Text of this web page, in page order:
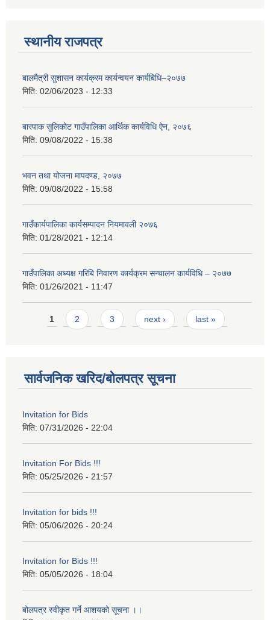
स्थानीय राजपत्र
बालमैत्री सुशासन कार्यक्रम कार्यन्वयन कार्यबिधि–२०७७
मिति: 02/06/2023 - 12:33
बारपाक सुलिकोट गाउँपालिका आर्थिक कार्यविधि ऐन, २०७६
मिति: 09/08/2022 - 15:38
भवन तथा योजना मापदण्ड, २०७७
मिति: 09/08/2022 - 15:58
गाउँकार्यपालिका कार्यसम्पादन नियमावली २०७६
मिति: 01/28/2021 - 12:14
गाउँपालिका अध्यक्ष गरिबि निवारण कार्यक्रम सन्चालन कार्यविधि – २०७७
मिति: 01/26/2021 - 11:47
Pages
1 2 3 next › last »
सार्वजनिक खरिद/बोलपत्र सूचना
Invitation for Bids
मिति: 07/31/2026 - 22:04
Invitation For Bids !!!
मिति: 05/25/2026 - 21:57
Invitation for bids !!!
मिति: 05/06/2026 - 20:24
Invitation for Bids !!!
मिति: 05/05/2026 - 18:04
बोलपत्र स्वीकृत गर्ने आशयको सूचना ।।